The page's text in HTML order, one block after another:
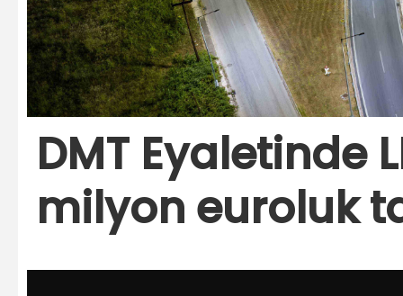
DMT Eyaletinde
milyon euroluk